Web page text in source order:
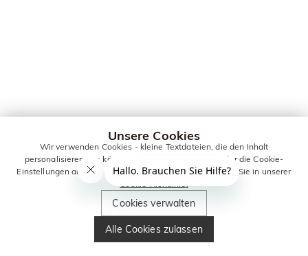
Unsere Cookies
Wir verwenden Cookies - kleine Textdateien, die den Inhalt
personalisieren. Sie können alle Cookies zulassen oder die Cookie-
Einstellungen anpassen. Weitere Informationen erhalten Sie in unserer
Cookie-Richtlinie.
Cookies verwalten
Alle Cookies zulassen